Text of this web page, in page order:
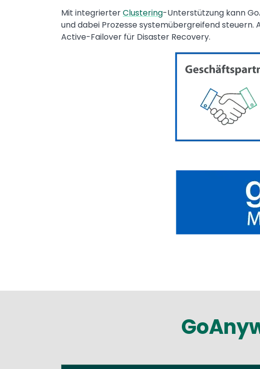
Mit integrierterClustering-Unterstützung kann
und dabei Prozesse systemübergreifend
Active-Failover für Disaster Recovery.